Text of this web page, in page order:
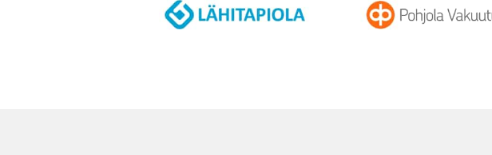
LähiTapiola Pohjola